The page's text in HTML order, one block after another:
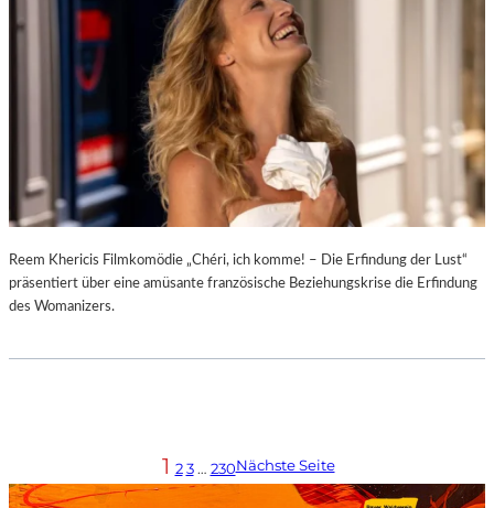
Reem Khericis Filmkomödie „Chéri, ich komme! – Die Erfindung der Lust“
präsentiert über eine amüsante französische Beziehungskrise die Erfindung
des Womanizers.
1 2 3 … 230Nächste Seite